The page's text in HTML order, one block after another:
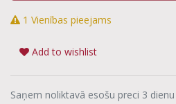
1 Vienības pieejams
Add to wishlist
Saņem noliktavā esošu preci 3